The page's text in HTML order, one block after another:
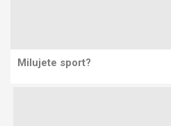
Milujete sport?